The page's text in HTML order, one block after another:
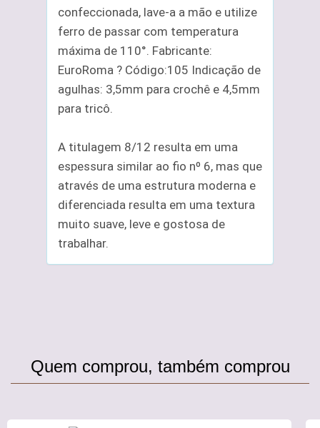
confeccionada, lave-a a mão e utilize
ferro de passar com temperatura
máxima de 110°. Fabricante:
EuroRoma ? Código:105 Indicação de
agulhas: 3,5mm para crochê e 4,5mm
para tricô.
A titulagem 8/12 resulta em uma
espessura similar ao fio nº 6, mas que
através de uma estrutura moderna e
diferenciada resulta em uma textura
muito suave, leve e gostosa de
trabalhar.
Quem comprou, também comprou